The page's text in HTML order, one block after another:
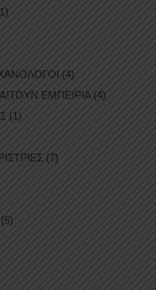
(4)
ΕΜΠΕΙΡΙΑ (4)
(1)
(7)